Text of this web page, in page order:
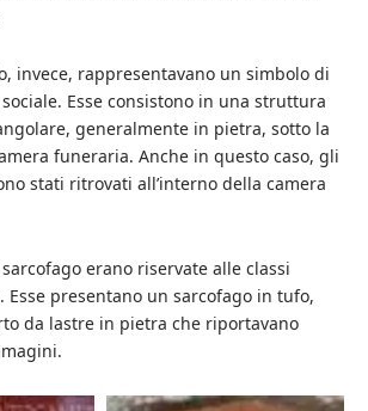
invece, rappresentavano un simbolo di
Esse consistono in una struttura
generalmente in pietra, sotto la
funeraria. Anche in questo caso, gli
stati ritrovati all’interno della camera
erano riservate alle classi
Esse presentano un sarcofago in tufo,
da lastre in pietra che riportavano